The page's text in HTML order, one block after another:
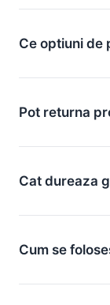
Ce optiuni de
Pot returna
Cat dureaza
Cum se